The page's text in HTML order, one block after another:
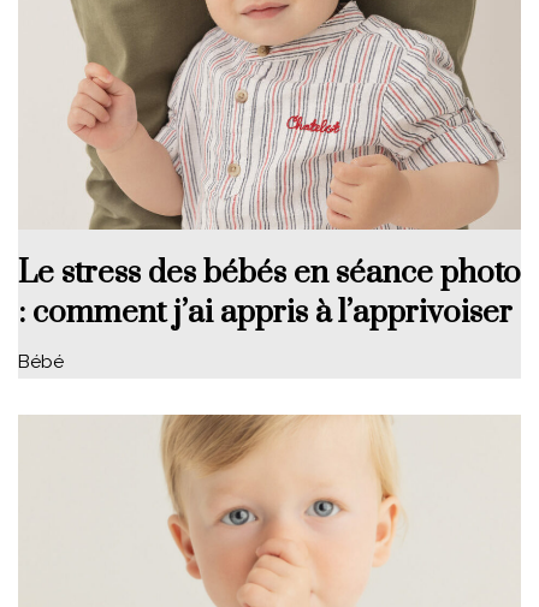
Le stress des bébés en séance photo
: comment j’ai appris à l’apprivoiser
Bébé